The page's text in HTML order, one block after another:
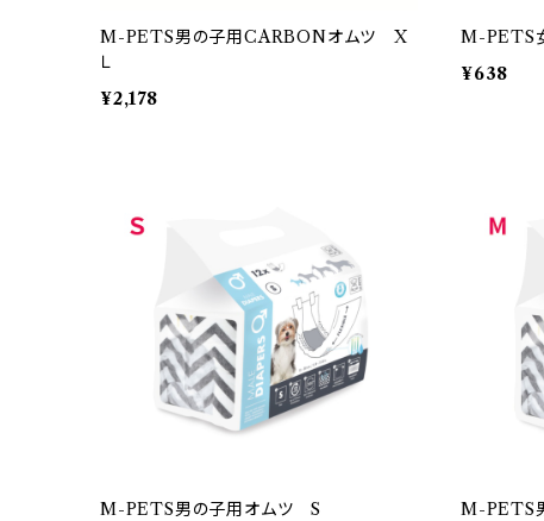
M-PETS男の子用CARBONオムツ X
Ｌ
¥2,178
M-PETS
¥638
M-PETS男の子用オムツ S
M-PETS